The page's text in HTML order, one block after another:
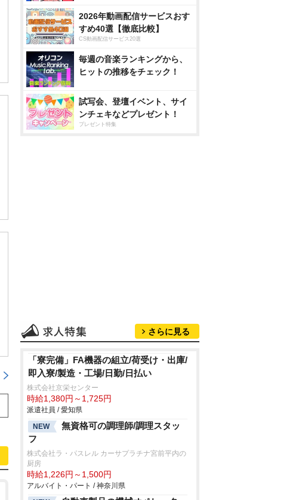
2026年動画配信サービスおす
すめ40選【徹底比較】
CS動画配信サービス20選
毎週の音楽ランキングから、
ヒットの推移をチェック！
試写会、登壇イベント、サイ
ンチェキなどプレゼント！
プレゼント特集
さらに見る
「寮完備」FA機器の組立/荷受け・出庫/
即入寮/製造・工場/日勤/日払い
株式会社京栄センター
時給1,380円～1,725円
派遣社員 / 愛知県
NEW
無資格可の調理師/調理スタッ
フ
株式会社ラ・パスレル カーサプラチナ宮前平内の
厨房
時給1,226円～1,500円
アルバイト・パート / 神奈川県